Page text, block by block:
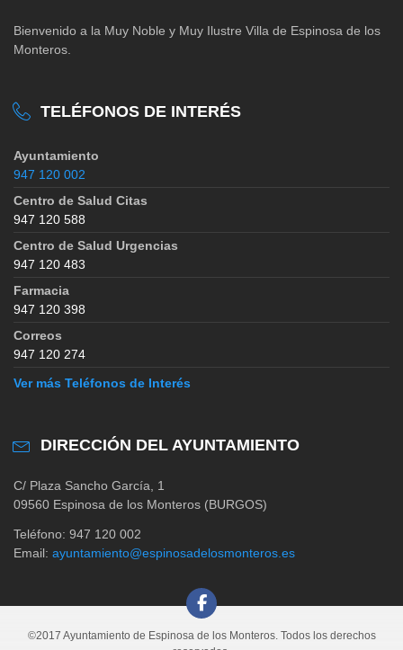
Bienvenido a la Muy Noble y Muy Ilustre Villa de Espinosa de los
Monteros.
TELÉFONOS DE INTERÉS
Ayuntamiento
947 120 002
Centro de Salud Citas
947 120 588
Centro de Salud Urgencias
947 120 483
Farmacia
947 120 398
Correos
947 120 274
Ver más Teléfonos de Interés
DIRECCIÓN DEL AYUNTAMIENTO
C/ Plaza Sancho García, 1
09560 Espinosa de los Monteros (BURGOS)
Teléfono: 947 120 002
Email: ayuntamiento@espinosadelosmonteros.es
©2017 Ayuntamiento de Espinosa de los Monteros. Todos los derechos